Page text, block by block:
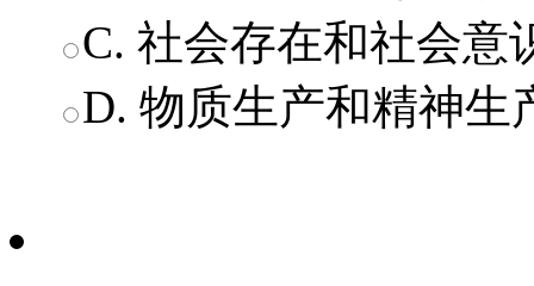
C. 社会存在和社会意
D. 物质生产和精神生